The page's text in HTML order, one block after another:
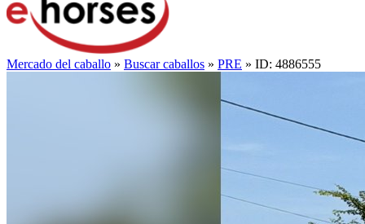
Mercado del caballo » Buscar caballos » PRE » ID: 4886555